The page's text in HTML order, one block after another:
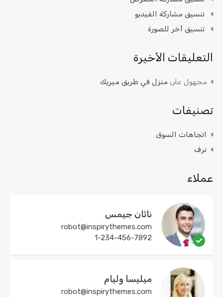
تنسيق مشاركة الفيديو
تنسيق آخر للصورة
التعليقات الأخيرة
مجهول على منزل في طريق ميريك
تصنيفات
اتجاهات السوق
ترف
عملاء
ناثان جيمس
robot@inspirythemes.com
1-234-456-7892
ميليسا وليام
robot@inspirythemes.com